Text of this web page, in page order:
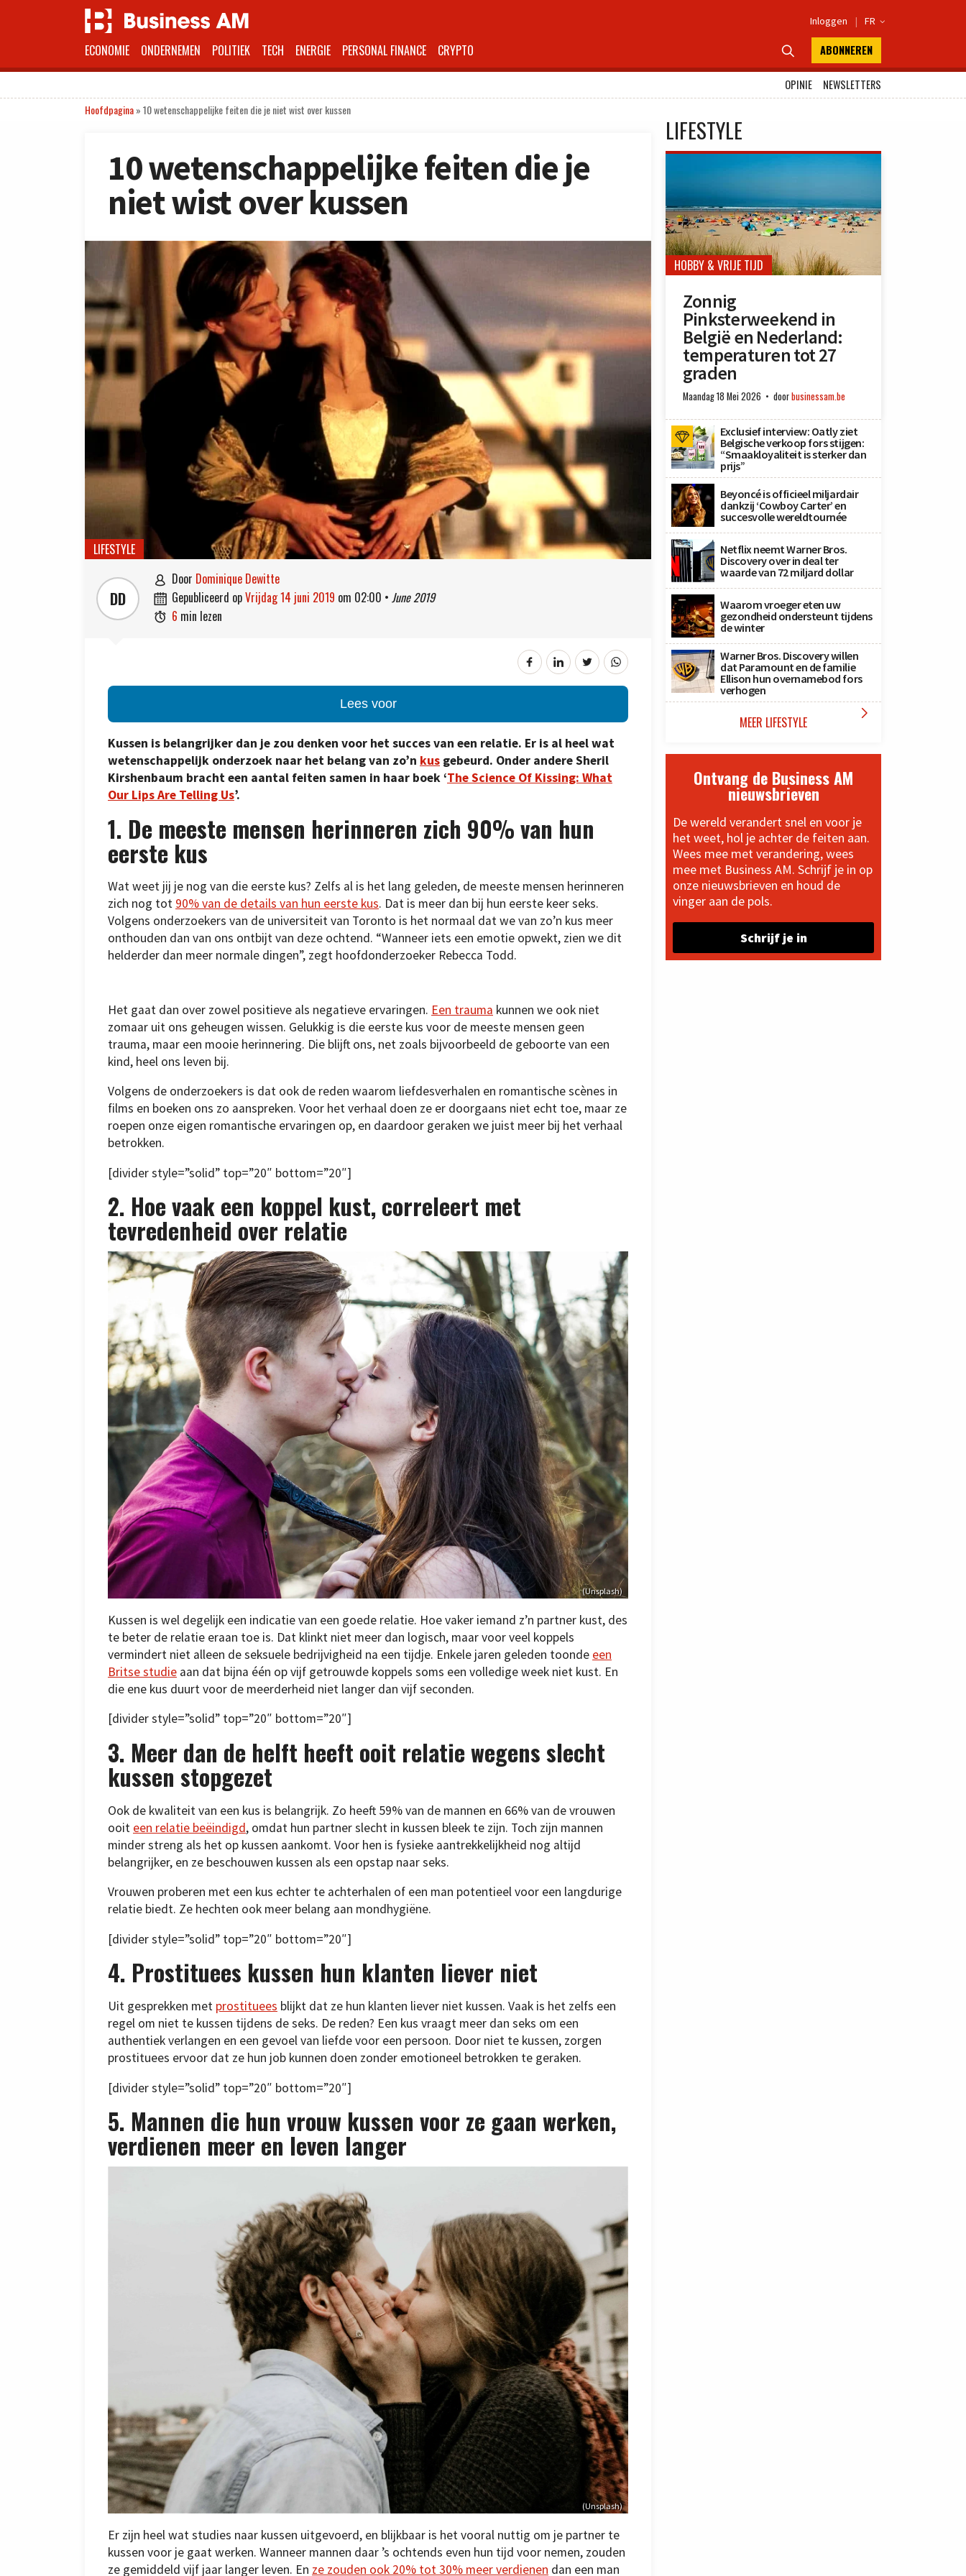
Inloggen | FR 
ECONOMIE ONDERNEMEN POLITIEK TECH ENERGIE PERSONAL FINANCE CRYPTO  ABONNEREN
OPINIE
NEWSLETTERS
Hoofdpagina»10 wetenschappelijke feiten die je niet wist over kussen
10 wetenschappelijke feiten die je
niet wist over kussen
LIFESTYLE
DD
 door Dominique Dewitte
 gepubliceerd op vrijdag 14 juni 2019 om 02:00 • June 2019
 6 min lezen
Lees voor
Kussen is belangrijker dan je zou denken voor het succes van een relatie. Er is al heel wat
wetenschappelijk onderzoek naar het belang van zo’n kus gebeurd. Onder andere Sheril
Kirshenbaum bracht een aantal feiten samen in haar boek ‘The Science Of Kissing: What
Our Lips Are Telling Us’.
1. De meeste mensen herinneren zich 90% van hun
eerste kus
Wat weet jij je nog van die eerste kus? Zelfs al is het lang geleden, de meeste mensen herinneren
zich nog tot 90% van de details van hun eerste kus. Dat is meer dan bij hun eerste keer seks.
Volgens onderzoekers van de universiteit van Toronto is het normaal dat we van zo’n kus meer
onthouden dan van ons ontbijt van deze ochtend. “Wanneer iets een emotie opwekt, zien we dit
helderder dan meer normale dingen”, zegt hoofdonderzoeker Rebecca Todd.
Het gaat dan over zowel positieve als negatieve ervaringen. Een trauma kunnen we ook niet
zomaar uit ons geheugen wissen. Gelukkig is die eerste kus voor de meeste mensen geen
trauma, maar een mooie herinnering. Die blijft ons, net zoals bijvoorbeeld de geboorte van een
kind, heel ons leven bij.
Volgens de onderzoekers is dat ook de reden waarom liefdesverhalen en romantische scènes in
films en boeken ons zo aanspreken. Voor het verhaal doen ze er doorgaans niet echt toe, maar ze
roepen onze eigen romantische ervaringen op, en daardoor geraken we juist meer bij het verhaal
betrokken.
[divider style=”solid” top=”20″ bottom=”20″]
2. Hoe vaak een koppel kust, correleert met
tevredenheid over relatie
(Unsplash)
Kussen is wel degelijk een indicatie van een goede relatie. Hoe vaker iemand z’n partner kust, des
te beter de relatie eraan toe is. Dat klinkt niet meer dan logisch, maar voor veel koppels
vermindert niet alleen de seksuele bedrijvigheid na een tijdje. Enkele jaren geleden toonde een
Britse studie aan dat bijna één op vijf getrouwde koppels soms een volledige week niet kust. En
die ene kus duurt voor de meerderheid niet langer dan vijf seconden.
[divider style=”solid” top=”20″ bottom=”20″]
3. Meer dan de helft heeft ooit relatie wegens slecht
kussen stopgezet
Ook de kwaliteit van een kus is belangrijk. Zo heeft 59% van de mannen en 66% van de vrouwen
ooit een relatie beëindigd, omdat hun partner slecht in kussen bleek te zijn. Toch zijn mannen
minder streng als het op kussen aankomt. Voor hen is fysieke aantrekkelijkheid nog altijd
belangrijker, en ze beschouwen kussen als een opstap naar seks.
Vrouwen proberen met een kus echter te achterhalen of een man potentieel voor een langdurige
relatie biedt. Ze hechten ook meer belang aan mondhygiëne.
[divider style=”solid” top=”20″ bottom=”20″]
4. Prostituees kussen hun klanten liever niet
Uit gesprekken met prostituees blijkt dat ze hun klanten liever niet kussen. Vaak is het zelfs een
regel om niet te kussen tijdens de seks. De reden? Een kus vraagt meer dan seks om een
authentiek verlangen en een gevoel van liefde voor een persoon. Door niet te kussen, zorgen
prostituees ervoor dat ze hun job kunnen doen zonder emotioneel betrokken te geraken.
[divider style=”solid” top=”20″ bottom=”20″]
5. Mannen die hun vrouw kussen voor ze gaan werken,
verdienen meer en leven langer
(Unsplash)
Er zijn heel wat studies naar kussen uitgevoerd, en blijkbaar is het vooral nuttig om je partner te
kussen voor je gaat werken. Wanneer mannen daar ’s ochtends even hun tijd voor nemen, zouden
ze gemiddeld vijf jaar langer leven. En ze zouden ook 20% tot 30% meer verdienen dan een man
LIFESTYLE
HOBBY & VRIJE TIJD
Zonnig
Pinksterweekend in
België en Nederland:
temperaturen tot 27
graden
Maandag 18 Mei 2026 doorbusinessam.be
Exclusief interview: Oatly ziet
Belgische verkoop fors stijgen:
“Smaakloyaliteit is sterker dan
prijs”
Beyoncé is officieel miljardair
dankzij ‘Cowboy Carter’ en
succesvolle wereldtournée
Netflix neemt Warner Bros.
Discovery over in deal ter
waarde van 72 miljard dollar
Waarom vroeger eten uw
gezondheid ondersteunt tijdens
de winter
Warner Bros. Discovery willen
dat Paramount en de familie
Ellison hun overnamebod fors
verhogen
MEER LIFESTYLE 
Ontvang de Business AM
nieuwsbrieven
De wereld verandert snel en voor je
het weet, hol je achter de feiten aan.
Wees mee met verandering, wees
mee met Business AM. Schrijf je in op
onze nieuwsbrieven en houd de
vinger aan de pols.
Schrijf je in